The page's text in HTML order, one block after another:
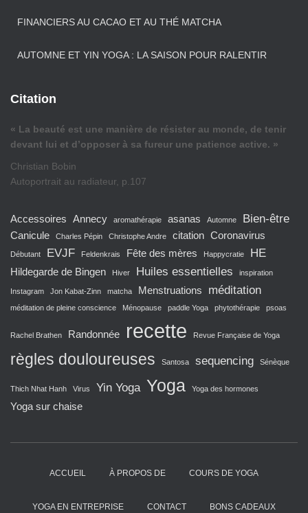
FINANCIERS AU CACAO ET AU THÉ MATCHA
AUTOMNE ET YIN YOGA : LA SAISON POUR RALENTIR
Citation
« La beauté est une manière de résister au monde, de tenir
devant lui et d’opposer à sa fureur une patience active. »
Christian Bobin
Autoportrait au radiateur, p.107
Accessoires Annecy aromathérapie asanas Automne Bien-être
Canicule Charles Pépin Christophe Andre citation Coronavirus
Débutant EVJF Feldenkrais Fête des mères Happycratie HE
Hildegarde de Bingen Hiver Huiles essentielles inspiration
Instagram Jon Kabat-Zinn matcha Menstruations méditation
méditation de pleine conscience Ménopause paddle Yoga phytothérapie psoas
Rachel Brathen Randonnée recette Revue Française de Yoga
règles douloureuses Santosa sequencing Sénèque
Thich Nhat Hanh Virus Yin Yoga Yoga Yoga des hormones
Yoga sur chaise
ACCUEIL À PROPOS DE COURS DE YOGA
YOGA EN ENTREPRISE CONTACT BONS CADEAUX